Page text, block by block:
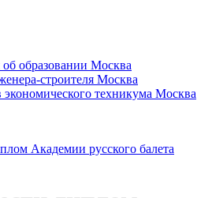
образовании Москва
строителя Москва
техникума Москва
Академии русского балета